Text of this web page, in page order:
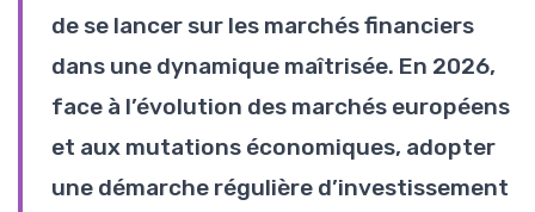
de se lancer sur les marchés financiers
dans une dynamique maîtrisée. En 2026,
face à l’évolution des marchés européens
et aux mutations économiques, adopter
une démarche régulière d’investissement